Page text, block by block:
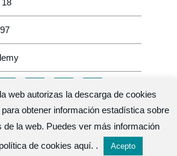
integrativa © 2026 · Diseño y
desarrollo GlopDesign
web autorizas la descarga de cookies
obtener información estadística sobre
la web. Puedes ver más información
de cookies aquí. . Acepto